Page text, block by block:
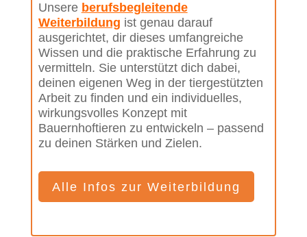
Unsere berufsbegleitende
Weiterbildung ist genau darauf
ausgerichtet, dir dieses umfangreiche
Wissen und die praktische Erfahrung zu
vermitteln. Sie unterstützt dich dabei,
deinen eigenen Weg in der tiergestützten
Arbeit zu finden und ein individuelles,
wirkungsvolles Konzept mit
Bauernhoftieren zu entwickeln – passend
zu deinen Stärken und Zielen.
Alle Infos zur Weiterbildung